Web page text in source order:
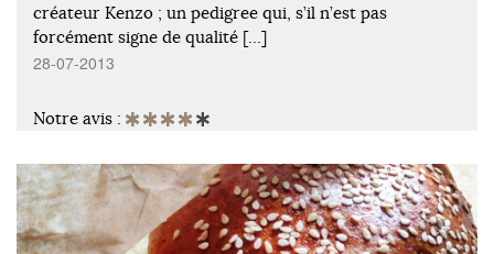
créateur Kenzo ; un pedigree qui, s’il n’est pas
forcément signe de qualité […]
28-07-2013
Notre avis :